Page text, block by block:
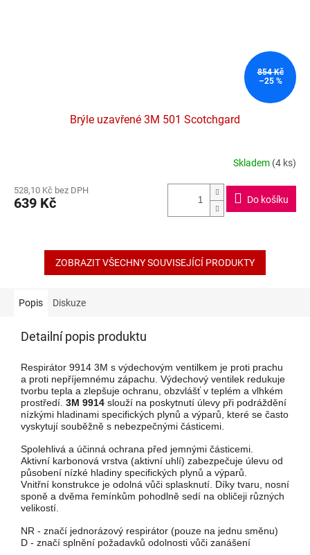
854 Kč
–25 %
Brýle uzavřené 3M 501 Scotchgard
produktu
je
hvězdiček.
Skladem (4 ks)
528,10 Kč bez DPH
639 Kč Do košíku
ZOBRAZIT VŠECHNY SOUVISEJÍCÍ PRODUKTY
Popis Diskuze
Detailní popis produktu
Respirátor 9914 3M s výdechovým ventilkem je proti prachu
a proti nepříjemnému zápachu. Výdechový ventilek redukuje
tvorbu tepla a zlepšuje ochranu, obzvlášť v teplém a vlhkém
prostředí. 3M 9914 slouží na poskytnutí úlevy při podráždění
nízkými hladinami specifických plynů a výparů, které se často
vyskytují souběžně s nebezpečnými částicemi.
Spolehlivá a účinná ochrana před jemnými částicemi.
Aktivní karbonová vrstva (aktivní uhlí) zabezpečuje úlevu od
působení nízké hladiny specifických plynů a výparů.
Vnitřní konstrukce je odolná vůči splasknutí. Díky tvaru, nosní
sponě a dvěma řemínkům pohodlně sedí na obličeji různých
velikostí.
NR - značí jednorázový respirátor (pouze na jednu směnu)
D - značí splnění požadavků odolnosti vůči zanášení